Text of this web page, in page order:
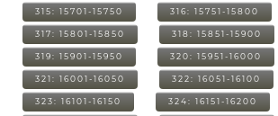
315: 15701-15750 316: 15751-15800
317: 15801-15850 318: 15851-15900
319: 15901-15950 320: 15951-16000
321: 16001-16050 322: 16051-16100
323: 16101-16150 324: 16151-16200